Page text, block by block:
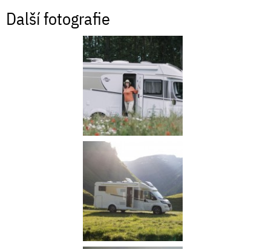
Další fotografie